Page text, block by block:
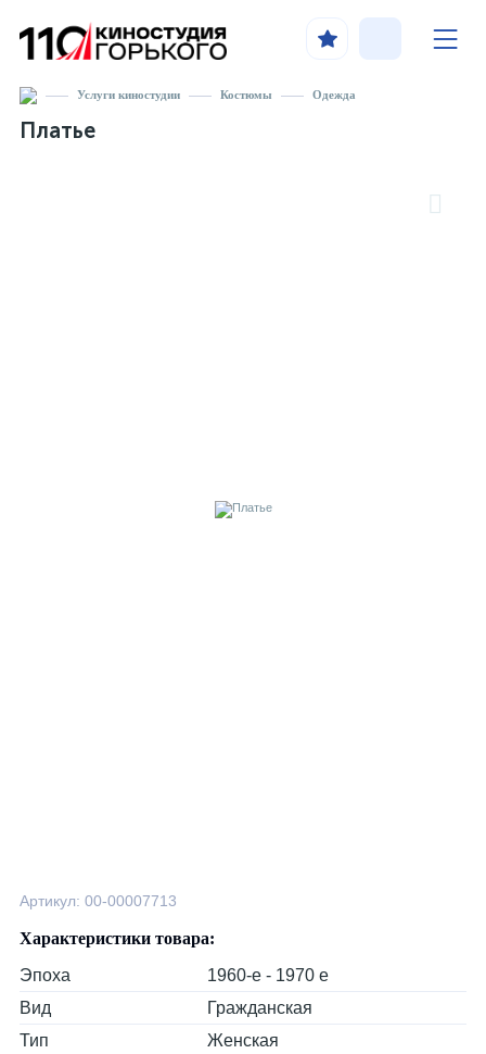
Услуги киностудии Костюмы Одежда
Платье
Артикул: 00-00007713
Характеристики товара:
Эпоха
1960-е - 1970 е
Вид
Гражданская
Тип
Женская